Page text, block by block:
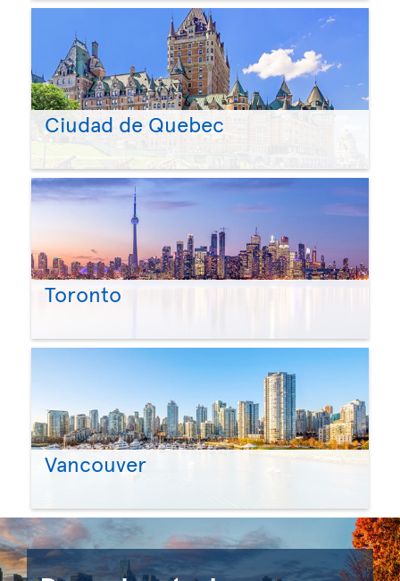
Ciudad de Quebec
Toronto
Vancouver